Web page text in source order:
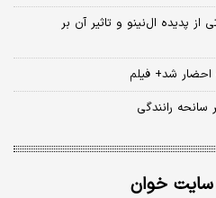
از پدیده ال‌نینو و تاثیر آن بر
احضار شد+ فیلم
سانحه رانندگی
سایت خوان